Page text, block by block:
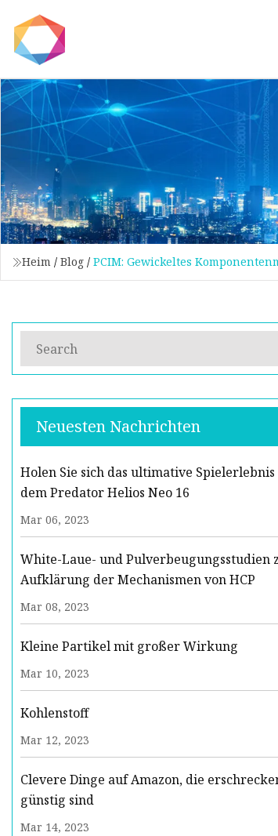
Heim / Blog / PCIM: Gewickeltes
Neuesten Nachrichten
Holen Sie sich das ultimative
dem Predator Helios Neo 16
Mar 06, 2023
White-Laue- und Pulverbeugungsstudien
Aufklärung der Mechanismen von HCP
Mar 08, 2023
Kleine Partikel mit großer Wirkung
Mar 10, 2023
Kohlenstoff
Mar 12, 2023
Clevere Dinge auf Amazon, die
günstig sind
Mar 14, 2023